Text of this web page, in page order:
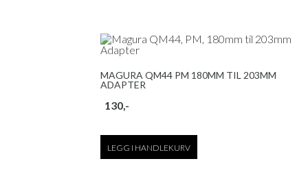
MAGURA QM44 PM 180MM TIL 203MM
ADAPTER
130,-
LEGG I HANDLEKURV